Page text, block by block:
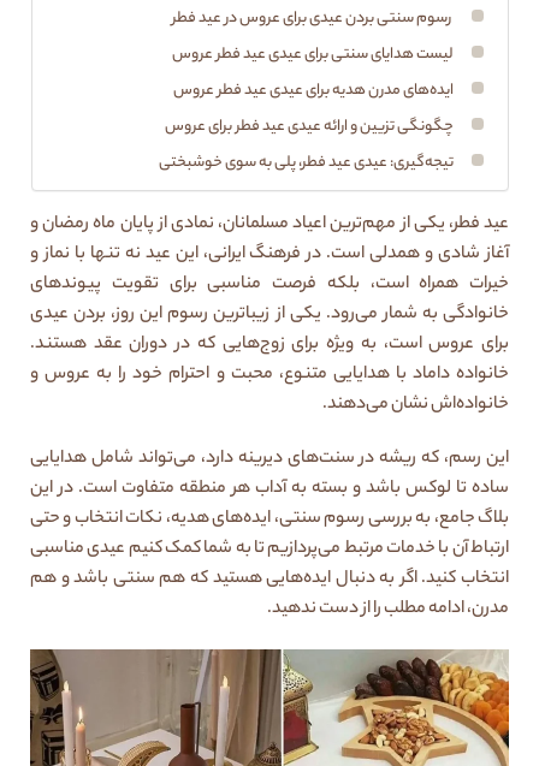
رسوم سنتی بردن عیدی برای عروس در عید فطر
لیست هدایای سنتی برای عیدی عید فطر عروس
ایده‌های مدرن هدیه برای عیدی عید فطر عروس
چگونگی تزیین و ارائه عیدی عید فطر برای عروس
تیجه‌گیری: عیدی عید فطر، پلی به سوی خوشبختی
عید فطر، یکی از مهم‌ترین اعیاد مسلمانان، نمادی از پایان ماه رمضان و
آغاز شادی و همدلی است. در فرهنگ ایرانی، این عید نه تنها با نماز و
خیرات همراه است، بلکه فرصت مناسبی برای تقویت پیوندهای
خانوادگی به شمار می‌رود. یکی از زیباترین رسوم این روز، بردن عیدی
برای عروس است، به ویژه برای زوج‌هایی که در دوران عقد هستند.
خانواده داماد با هدایایی متنوع، محبت و احترام خود را به عروس و
خانواده‌اش نشان می‌دهند.
این رسم، که ریشه در سنت‌های دیرینه دارد، می‌تواند شامل هدایایی
ساده تا لوکس باشد و بسته به آداب هر منطقه متفاوت است. در این
بلاگ جامع، به بررسی رسوم سنتی، ایده‌های هدیه، نکات انتخاب و حتی
ارتباط آن با خدمات مرتبط می‌پردازیم تا به شما کمک کنیم عیدی مناسبی
انتخاب کنید. اگر به دنبال ایده‌هایی هستید که هم سنتی باشد و هم
مدرن، ادامه مطلب را از دست ندهید.